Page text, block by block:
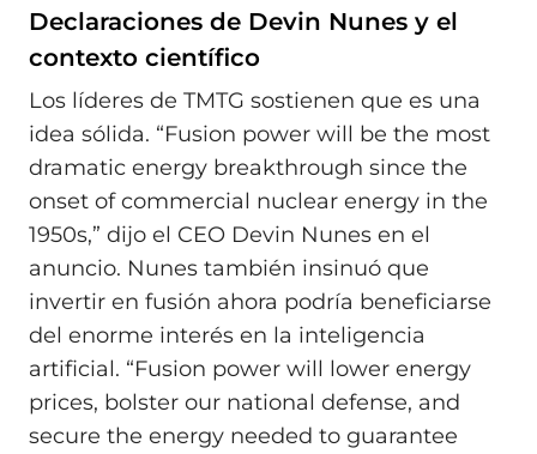
Declaraciones de Devin Nunes y el
contexto científico
Los líderes de TMTG sostienen que es una
idea sólida. “Fusion power will be the most
dramatic energy breakthrough since the
onset of commercial nuclear energy in the
1950s,” dijo el CEO Devin Nunes en el
anuncio. Nunes también insinuó que
invertir en fusión ahora podría beneficiarse
del enorme interés en la inteligencia
artificial. “Fusion power will lower energy
prices, bolster our national defense, and
secure the energy needed to guarantee